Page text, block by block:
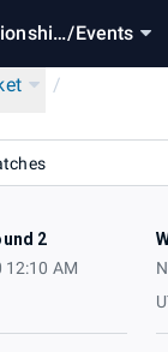
/Events
/
2
12:10 AM